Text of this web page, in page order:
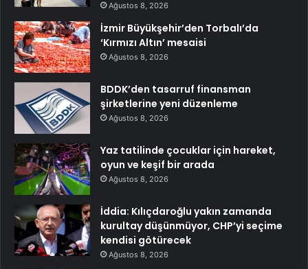
Ağustos 8, 2026
İzmir Büyükşehir’den Torbalı’da
‘Kırmızı Altın’ mesaisi
Ağustos 8, 2026
BDDK’den tasarruf finansman
şirketlerine yeni düzenleme
Ağustos 8, 2026
Yaz tatilinde çocuklar için hareket,
oyun ve keşif bir arada
Ağustos 8, 2026
İddia: Kılıçdaroğlu yakın zamanda
kurultay düşünmüyor, CHP’yi seçime
kendisi götürecek
Ağustos 8, 2026